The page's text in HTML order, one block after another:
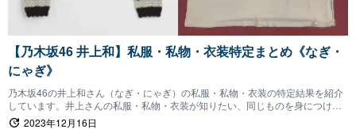
【乃木坂46 井上和】私服・私物・衣装特定まとめ《なぎ・
にゃぎ》
乃木坂46の井上和さん（なぎ・にゃぎ）の私服・私物・衣装の特定結果を紹介
しています。井上さんの私服・私物・衣装が知りたい、同じものを身につけた
いファンの方は参考にしていただけると嬉しいです。
2023年12月16日